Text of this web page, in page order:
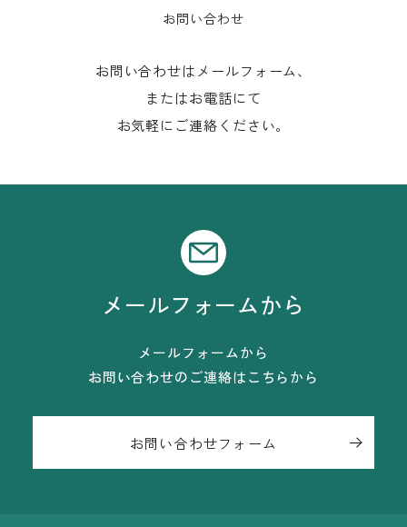
お問い合わせ
お問い合わせはメールフォーム、
またはお電話にて
お気軽にご連絡ください。
メールフォームから
メールフォームから
お問い合わせのご連絡はこちらから
お問い合わせフォーム